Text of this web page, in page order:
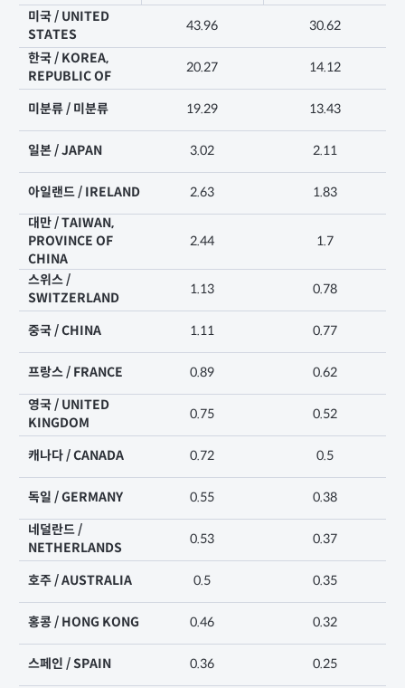
미국 / UNITED
STATES
43.96 30.62
한국 / KOREA,
REPUBLIC OF
20.27 14.12
미분류 / 미분류 19.29 13.43
일본 / JAPAN 3.02 2.11
아일랜드 / IRELAND 2.63
1.83
대만 / TAIWAN,
PROVINCE OF
CHINA
2.44 1.7
스위스 /
SWITZERLAND
1.13 0.78
중국 / CHINA 1.11 0.77
프랑스 / FRANCE 0.89 0.62
영국 / UNITED
KINGDOM
0.75 0.52
캐나다 / CANADA 0.72 0.5
독일 / GERMANY 0.55 0.38
네덜란드 /
NETHERLANDS
0.53 0.37
호주 / AUSTRALIA 0.5 0.35
홍콩 / HONG KONG 0.46 0.32
스페인 / SPAIN 0.36 0.25